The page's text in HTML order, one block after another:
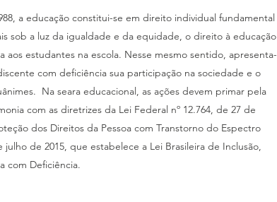
a educação constitui-se em direito individual fundamental
sob a luz da igualdade e da equidade, o direito à educação
aos estudantes na escola. Nesse mesmo sentido, apresenta-
com deficiência sua participação na sociedade e o
Na seara educacional, as ações devem primar pela
com as diretrizes da Lei Federal nº 12.764, de 27 de
dos Direitos da Pessoa com Transtorno do Espectro
de 2015, que estabelece a Lei Brasileira de Inclusão,
com Deficiência.